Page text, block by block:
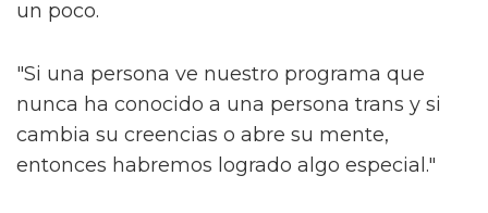
Sam Smith se sincera sobre su nueva
Alex dice que los ocho episodios de la serie
ofrecen "solo un vistazo" a las experiencias
vividas de las personas trans. Pero creen que